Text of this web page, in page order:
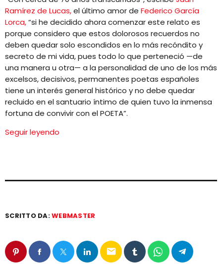
Ramírez de Lucas,el último amor de Federico García
Lorca,“si he decidido ahora comenzar este relato es
porque considero que estos dolorosos recuerdos no
deben quedar solo escondidos en lo más recóndito y
secreto de mi vida, pues todo lo que perteneció —de
una manera u otra— a la personalidad de uno de los más
excelsos, decisivos, permanentes poetas españoles
tiene un interés general histórico y no debe quedar
recluido en el santuario íntimo de quien tuvo la inmensa
fortuna de convivir con el POETA”.
Seguir leyendo
SCRITTO DA:WEBMASTER
email